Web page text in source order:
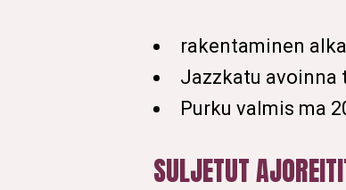
rakentaminen
Jazzkatu avoinna
Purku valmis ma
SULJETUT